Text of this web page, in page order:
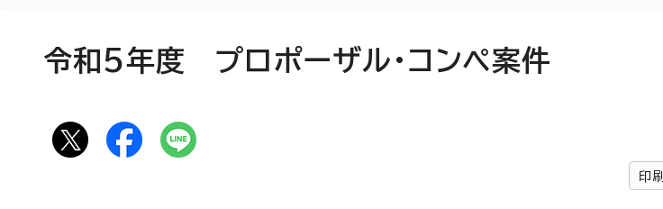
令和5年度 プロポーザル・コンペ案件
印刷